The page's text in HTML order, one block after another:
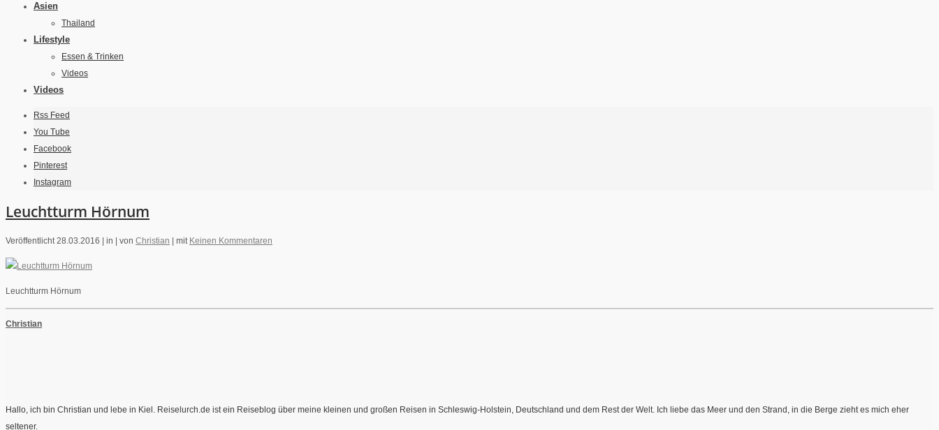
Asien
Thailand
Lifestyle
Essen & Trinken
Videos
Videos
Rss Feed
You Tube
Facebook
Pinterest
Instagram
Leuchtturm Hörnum
Veröffentlicht 28.03.2016 | in | von Christian mit Keinen Kommentaren
Leuchtturm Hörnum
Christian
Hallo, ich bin Christian und lebe in Kiel. Reiselurch.de ist ein Reiseblog über meine kleinen und großen Reisen in Schleswig-Holstein, Deutschland und dem Rest der Welt. Ich liebe das Meer und den Strand, in die Berge zieht es mich eher
seltener.